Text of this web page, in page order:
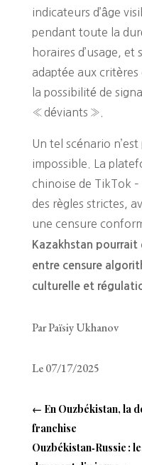
indicateurs d’âge
pendant toute la
horaires d’usage,
adaptée aux
la possibilité de
« déviants ».
Un tel scénario
impossible. La
chinoise de TikTok
des règles strictes,
une censure
Kazakhstan pourrait
entre censure
culturelle et
Par Païsiy Ukhanov
Le 07/17/2025
← En Ouzbékistan, la
franchise
Ouzbékistan‑Russie :